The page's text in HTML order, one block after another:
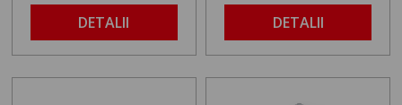
DETALII DETALII